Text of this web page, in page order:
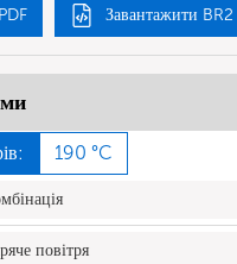
Завантажити BR2
190 °C
повітря